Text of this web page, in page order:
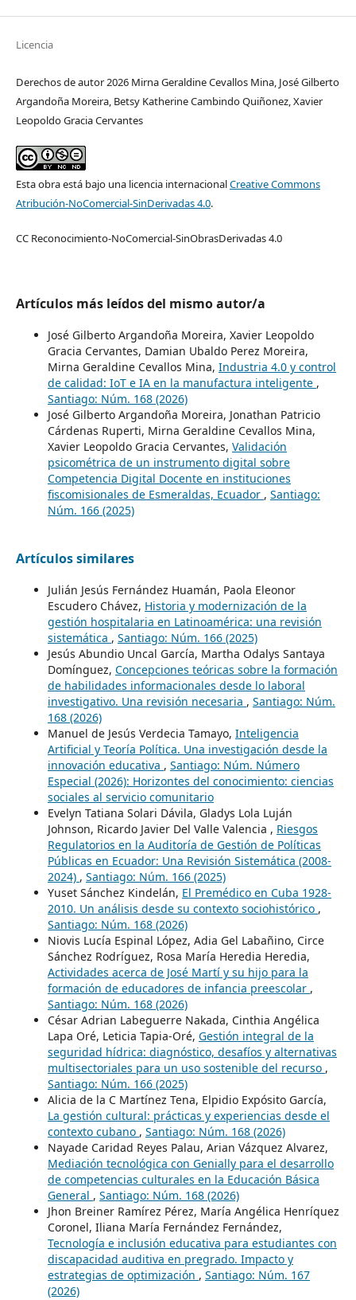
Licencia
Derechos de autor 2026 Mirna Geraldine Cevallos Mina, José Gilberto
Argandoña Moreira, Betsy Katherine Cambindo Quiñonez, Xavier
Leopoldo Gracia Cervantes
Esta obra está bajo una licencia internacionalCreative Commons
Atribución-NoComercial-SinDerivadas 4.0.
CC Reconocimiento-NoComercial-SinObrasDerivadas 4.0
Artículos más leídos del mismo autor/a
José Gilberto Argandoña Moreira, Xavier Leopoldo
Gracia Cervantes, Damian Ubaldo Perez Moreira,
Mirna Geraldine Cevallos Mina, Industria 4.0 y control
de calidad: IoT e IA en la manufactura inteligente ,
Santiago: Núm. 168 (2026)
José Gilberto Argandoña Moreira, Jonathan Patricio
Cárdenas Ruperti, Mirna Geraldine Cevallos Mina,
Xavier Leopoldo Gracia Cervantes, Validación
psicométrica de un instrumento digital sobre
Competencia Digital Docente en instituciones
fiscomisionales de Esmeraldas, Ecuador , Santiago:
Núm. 166 (2025)
Artículos similares
Julián Jesús Fernández Huamán, Paola Eleonor
Escudero Chávez, Historia y modernización de la
gestión hospitalaria en Latinoamérica: una revisión
sistemática , Santiago: Núm. 166 (2025)
Jesús Abundio Uncal García, Martha Odalys Santaya
Domínguez, Concepciones teóricas sobre la formación
de habilidades informacionales desde lo laboral
investigativo. Una revisión necesaria , Santiago: Núm.
168 (2026)
Manuel de Jesús Verdecia Tamayo, Inteligencia
Artificial y Teoría Política. Una investigación desde la
innovación educativa , Santiago: Núm. Número
Especial (2026): Horizontes del conocimiento: ciencias
sociales al servicio comunitario
Evelyn Tatiana Solari Dávila, Gladys Lola Luján
Johnson, Ricardo Javier Del Valle Valencia , Riesgos
Regulatorios en la Auditoría de Gestión de Políticas
Públicas en Ecuador: Una Revisión Sistemática (2008-
2024) , Santiago: Núm. 166 (2025)
Yuset Sánchez Kindelán, El Premédico en Cuba 1928-
2010. Un análisis desde su contexto sociohistórico ,
Santiago: Núm. 168 (2026)
Niovis Lucía Espinal López, Adia Gel Labañino, Circe
Sánchez Rodríguez, Rosa María Heredia Heredia,
Actividades acerca de José Martí y su hijo para la
formación de educadores de infancia preescolar ,
Santiago: Núm. 168 (2026)
César Adrian Labeguerre Nakada, Cinthia Angélica
Lapa Oré, Leticia Tapia-Oré, Gestión integral de la
seguridad hídrica: diagnóstico, desafíos y alternativas
multisectoriales para un uso sostenible del recurso ,
Santiago: Núm. 166 (2025)
Alicia de la C Martínez Tena, Elpidio Expósito García,
La gestión cultural: prácticas y experiencias desde el
contexto cubano , Santiago: Núm. 168 (2026)
Nayade Caridad Reyes Palau, Arian Vázquez Alvarez,
Mediación tecnológica con Genially para el desarrollo
de competencias culturales en la Educación Básica
General , Santiago: Núm. 168 (2026)
Jhon Breiner Ramírez Pérez, María Angélica Henríquez
Coronel, Iliana María Fernández Fernández,
Tecnología e inclusión educativa para estudiantes con
discapacidad auditiva en pregrado. Impacto y
estrategias de optimización , Santiago: Núm. 167
(2026)